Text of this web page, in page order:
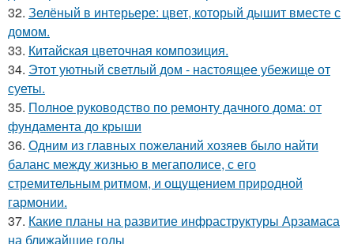
32. Зелёный в интерьере: цвет, который дышит вместе с
домом.
33. Китайская цветочная композиция.
34. Этот уютный светлый дом - настоящее убежище от
суеты.
35. Полное руководство по ремонту дачного дома: от
фундамента до крыши
36. Одним из главных пожеланий хозяев было найти
баланс между жизнью в мегаполисе, с его
стремительным ритмом, и ощущением природной
гармонии.
37. Какие планы на развитие инфраструктуры Арзамаса
на ближайшие годы